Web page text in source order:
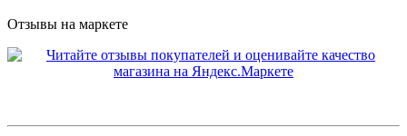
Отзывы на маркете